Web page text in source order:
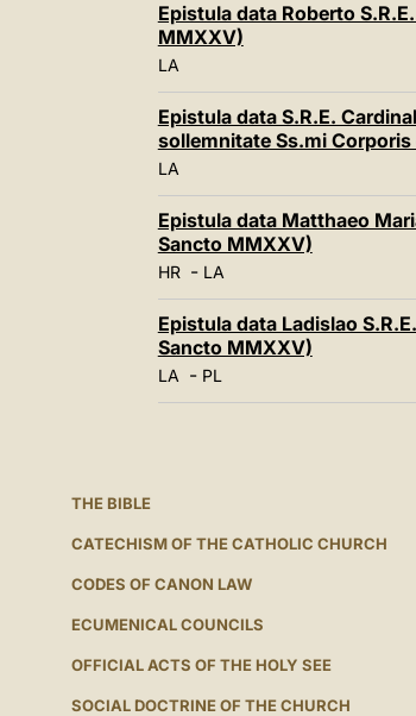
Epistula data Roberto
MMXXV)
LA
Epistula data S.R.E.
sollemnitate Ss.mi
LA
Epistula data Matthaeo
Sancto MMXXV)
HR- LA
Epistula data Ladislao
Sancto MMXXV)
LA- PL
THE BIBLE
CATECHISM OF THE CATHOLIC CHURCH
CODES OF CANON LAW
ECUMENICAL COUNCILS
OFFICIAL ACTS OF THE HOLY SEE
SOCIAL DOCTRINE OF THE CHURCH